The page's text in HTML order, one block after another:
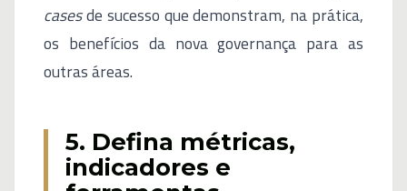
casesde sucesso que demonstram, na prática,
os benefícios da nova governança para as
outras áreas.
5. Defina métricas,
indicadores e